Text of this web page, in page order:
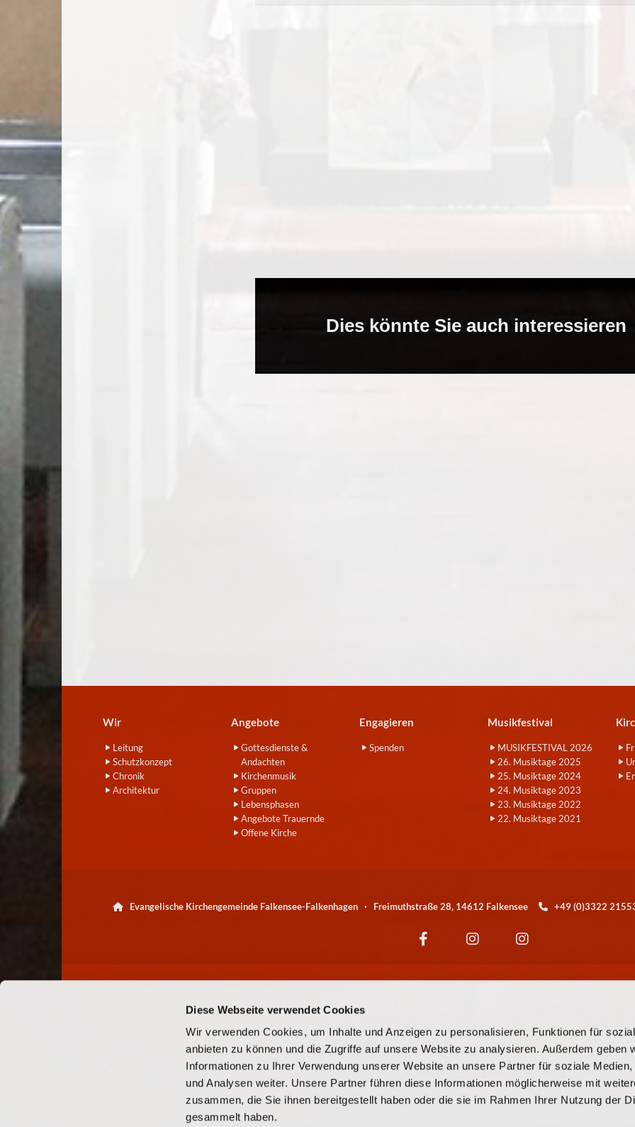
Diese Webseite verwendet Cookies
Wir verwenden Cookies, um Inhalte und Anzeigen zu personalisieren, Funktionen für
anbieten zu können und die Zugriffe auf unsere Website zu analysieren. Außerdem geben
Informationen zu Ihrer Verwendung unserer Website an unsere Partner für soziale Medien,
und Analysen weiter. Unsere Partner führen diese Informationen möglicherweise mit
zusammen, die Sie ihnen bereitgestellt haben oder die sie im Rahmen Ihrer Nutzung der
gesammelt haben.
Dies könnte Sie auch interessieren
Wir
Leitung
Schutzkonzept
Chronik
Architektur
Angebote
Gottesdienste &
Andachten
Kirchenmusik
Gruppen
Lebensphasen
Angebote Trauernde
Offene Kirche
Engagieren
Spenden
Musikfestival
MUSIKFESTIVAL 2026
26. Musiktage 2025
25. Musiktage 2024
24. Musiktage 2023
23. Musiktage 2022
22. Musiktage 2021
 Evangelische Kirchengemeinde Falkensee-Falkenhagen · Freimuthstraße 28, 14612 Falkensee  +49 (0)3322
© EKBO
© Evangelische Kirchengemeinde Falkensee-Falkenhagen
Cookie-Richtlinie